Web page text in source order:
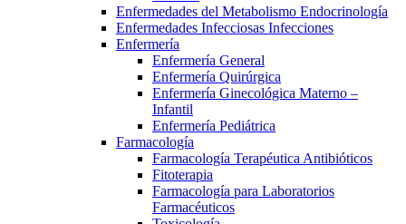
Enfermedades del Metabolismo Endocrinología
Enfermedades Infecciosas Infecciones
Enfermería
Enfermería General
Enfermería Quirúrgica
Enfermería Ginecológica Materno –
Infantil
Enfermería Pediátrica
Farmacología
Farmacología Terapéutica Antibióticos
Fitoterapia
Farmacología para Laboratorios
Farmacéuticos